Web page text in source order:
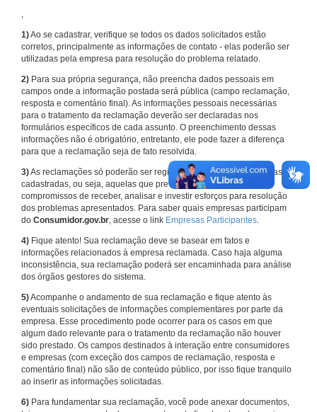
,
1)Ao se cadastrar, verifique se todos os dados solicitados estão
corretos, principalmente as informações de contato - elas poderão ser
utilizadas pela empresa para resolução do problema relatado.
2) Para sua própria segurança, não preencha dados pessoais em
campos onde a informação postada será pública (campo reclamação,
resposta e comentário final). As informações pessoais necessárias
para o tratamento da reclamação deverão ser declaradas nos
formulários específicos de cada assunto. O preenchimento dessas
informações não é obrigatório, entretanto, ele pode fazer a diferença
para que a reclamação seja de fato resolvida.
3)As reclamações só poderão ser registradas em face de empresas
cadastradas, ou seja, aquelas que previamente assumiram
compromissos de receber, analisar e investir esforços para resolução
dos problemas apresentados. Para saber quais empresas participam
do Consumidor.gov.br, acesse o link Empresas Participantes.
4) Fique atento! Sua reclamação deve se basear em fatos e
informações relacionados à empresa reclamada. Caso haja alguma
inconsistência, sua reclamação poderá ser encaminhada para análise
dos órgãos gestores do sistema.
5)Acompanhe o andamento de sua reclamação e fique atento às
eventuais solicitações de informações complementares por parte da
empresa. Esse procedimento pode ocorrer para os casos em que
algum dado relevante para o tratamento da reclamação não houver
sido prestado. Os campos destinados à interação entre consumidores
e empresas (com exceção dos campos de reclamação, resposta e
comentário final) não são de conteúdo público, por isso fique tranquilo
ao inserir as informações solicitadas.
6) Para fundamentar sua reclamação, você pode anexar documentos,